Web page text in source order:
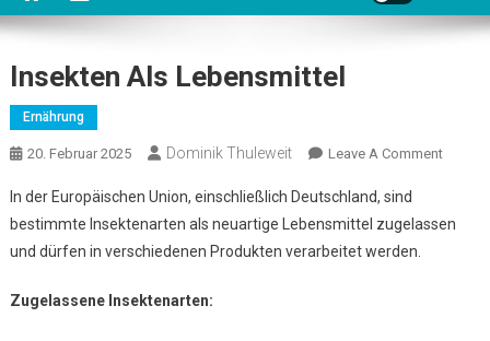
Insekten Als Lebensmittel
Ernährung
20. Februar 2025 Dominik Thuleweit Leave A CommentOn
In der Europäischen Union, einschließlich Deutschland, sind
bestimmte Insektenarten als neuartige Lebensmittel zugelassen
und dürfen in verschiedenen Produkten verarbeitet werden.
Zugelassene Insektenarten: